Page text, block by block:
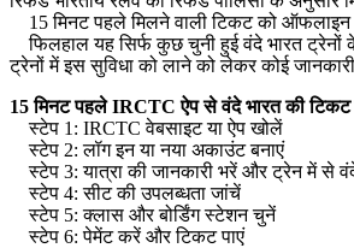
15 मिनट पहले मिलने वाली टिकट को ऑफलाइन
फिलहाल यह सिर्फ कुछ चुनी हुई वंदे भारत ट्रेनों
ट्रेनों में इस सुविधा को लाने को लेकर कोई
15 मिनट पहले IRCTC ऐप से वंदे भारत की
स्टेप 1: IRCTC वेबसाइट या ऐप खोलें​
स्टेप 2: लॉग इन या नया अकाउंट बनाएं
स्टेप 3: यात्रा की जानकारी भरें और ट्रेन में से
स्टेप 4: सीट की उपलब्धता जांचें
स्टेप 5: क्लास और बोर्डिंग स्टेशन चुनें
स्टेप 6: पेमेंट करें और टिकट पाएं